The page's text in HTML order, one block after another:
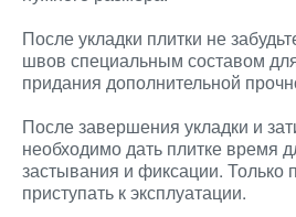
После укладки плитки не
швов специальным составом
придания дополнительной
После завершения укладки и
необходимо дать плитке время
застывания и фиксации. Только
приступать к эксплуатации.